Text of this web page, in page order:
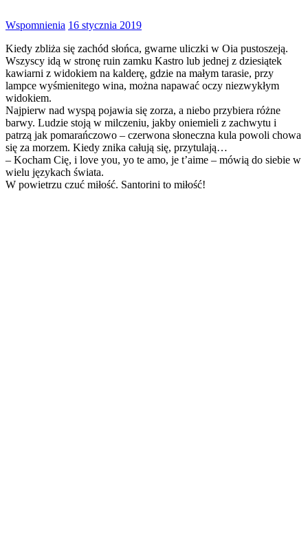
Wspomnienia 16 stycznia 2019
Kiedy zbliża się zachód słońca, gwarne uliczki w Oia pustoszeją.
Wszyscy idą w stronę ruin zamku Kastro lub jednej z dziesiątek
kawiarni z widokiem na kalderę, gdzie na małym tarasie, przy
lampce wyśmienitego wina, można napawać oczy niezwykłym
widokiem.
Najpierw nad wyspą pojawia się zorza, a niebo przybiera różne
barwy. Ludzie stoją w milczeniu, jakby oniemieli z zachwytu i
patrzą jak pomarańczowo – czerwona słoneczna kula powoli chowa
się za morzem. Kiedy znika całują się, przytulają…
– Kocham Cię, i love you, yo te amo, je t’aime – mówią do siebie w
wielu językach świata.
W powietrzu czuć miłość. Santorini to miłość!